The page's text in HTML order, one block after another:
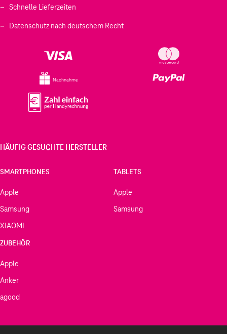
Schnelle Lieferzeiten
Datenschutz nach deutschem Recht
Nachnahme
HÄUFIG GESUCHTE HERSTELLER
SMARTPHONES
Apple
Samsung
XIAOMI
TABLETS
Apple
Samsung
ZUBEHÖR
Apple
Anker
agood